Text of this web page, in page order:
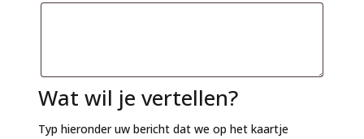
Wat wil je vertellen?
Typ hieronder uw bericht dat we op het kaartje